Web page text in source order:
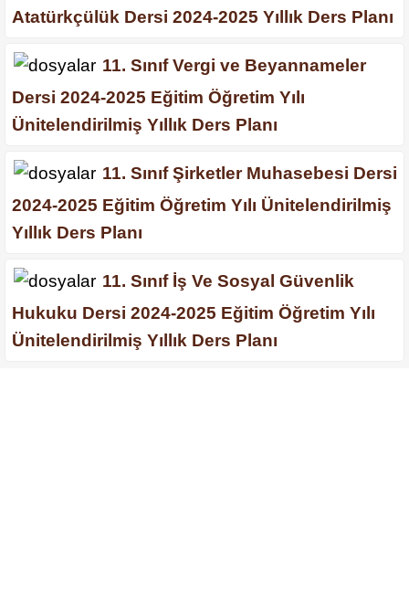
Atatürkçülük Dersi 2024-2025 Yıllık Ders Planı
11. Sınıf Vergi ve Beyannameler
Dersi 2024-2025 Eğitim Öğretim Yılı
Ünitelendirilmiş Yıllık Ders Planı
11. Sınıf Şirketler Muhasebesi Dersi
2024-2025 Eğitim Öğretim Yılı Ünitelendirilmiş
Yıllık Ders Planı
11. Sınıf İş Ve Sosyal Güvenlik
Hukuku Dersi 2024-2025 Eğitim Öğretim Yılı
Ünitelendirilmiş Yıllık Ders Planı